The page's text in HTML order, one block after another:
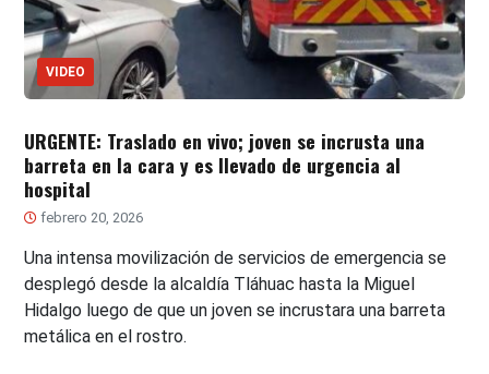
VIDEO
URGENTE: Traslado en vivo; joven se incrusta una
barreta en la cara y es llevado de urgencia al
hospital
febrero 20, 2026
Una intensa movilización de servicios de emergencia se
desplegó desde la alcaldía Tláhuac hasta la Miguel
Hidalgo luego de que un joven se incrustara una barreta
metálica en el rostro.